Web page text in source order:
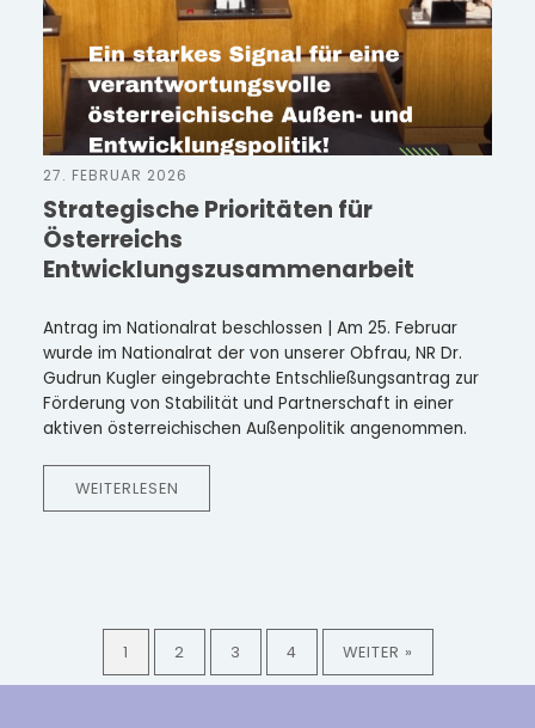
27. FEBRUAR 2026
Strategische Prioritäten für
Österreichs
Entwicklungszusammenarbeit
Antrag im Nationalrat beschlossen | Am 25. Februar
wurde im Nationalrat der von unserer Obfrau, NR Dr.
Gudrun Kugler eingebrachte Entschließungsantrag zur
Förderung von Stabilität und Partnerschaft in einer
aktiven österreichischen Außenpolitik angenommen.
WEITERLESEN
1 2 3 4 WEITER »